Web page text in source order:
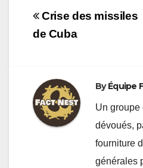
Navigation
de
Crise des missiles
de Cuba
ByÉquipe
Un groupe
dévoués,
fourniture
générales